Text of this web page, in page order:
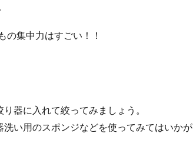
の集中力はすごい！！
器に入れて絞ってみましょう。
い用のスポンジなどを使ってみてはいかが